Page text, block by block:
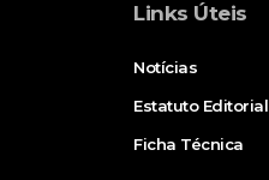
Links Úteis
Notícias
Estatuto Editorial
Ficha Técnica